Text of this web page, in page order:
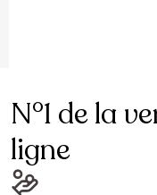
N°1 de la
ligne